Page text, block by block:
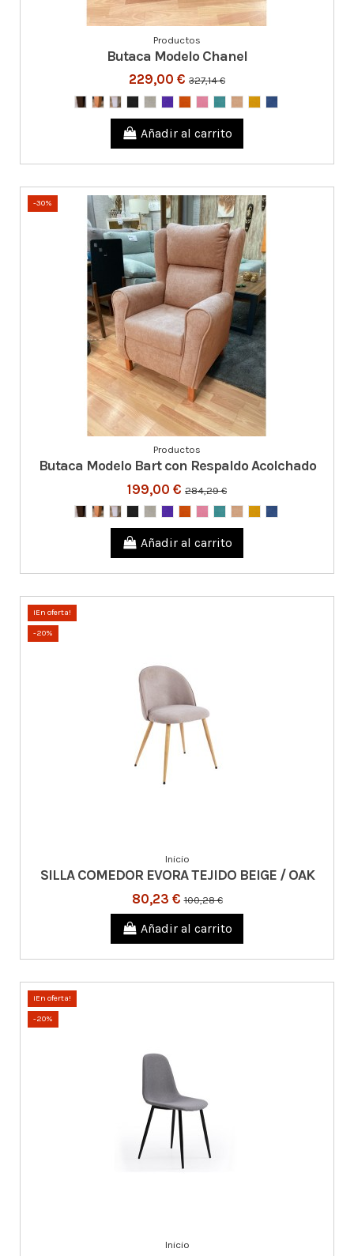
Productos
Butaca Modelo Chanel
229,00 € 327,14 €
Añadir al carrito
-30%
Productos
Butaca Modelo Bart con Respaldo Acolchado
199,00 € 284,29 €
Añadir al carrito
¡En oferta!
-20%
Inicio
SILLA COMEDOR EVORA TEJIDO BEIGE / OAK
80,23 €100,28 €
Añadir al carrito
¡En oferta!
-20%
Inicio